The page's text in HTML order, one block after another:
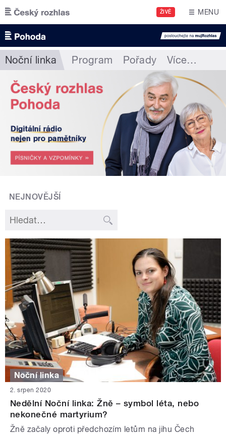
Přejít k hlavnímu obsahu
ŽIVĚ MENU
Noční linka Program Pořady Více…
NEJNOVĚJŠÍ
Noční linka
2. srpen 2020
Nedělní Noční linka: Žně – symbol léta, nebo
nekonečné martyrium?
Žně začaly oproti předchozím letům na jihu Čech